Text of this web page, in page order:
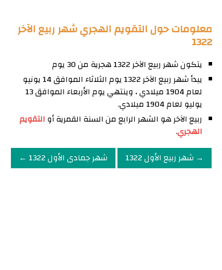
معلومات حول التقويم الهجري شهر ربيع الآخر
1322
يتكون شهر ربيع الآخر 1322 هجرية من 30 يوم
يبدأ شهر ربيع الآخر 1322 يوم الثلاثاء الموافق 14 يونيو
لعام 1904 ميلادي ، وينتهي يوم الأربعاء الموافق 13
يوليو لعام 1904 ميلادي.
ربيع الآخر هو الشهر الرابع من السنة القمرية أو التقويم
الهجري.
→ شهر ربيع الأول 1322
شهر جمادى الأول 1322 ←